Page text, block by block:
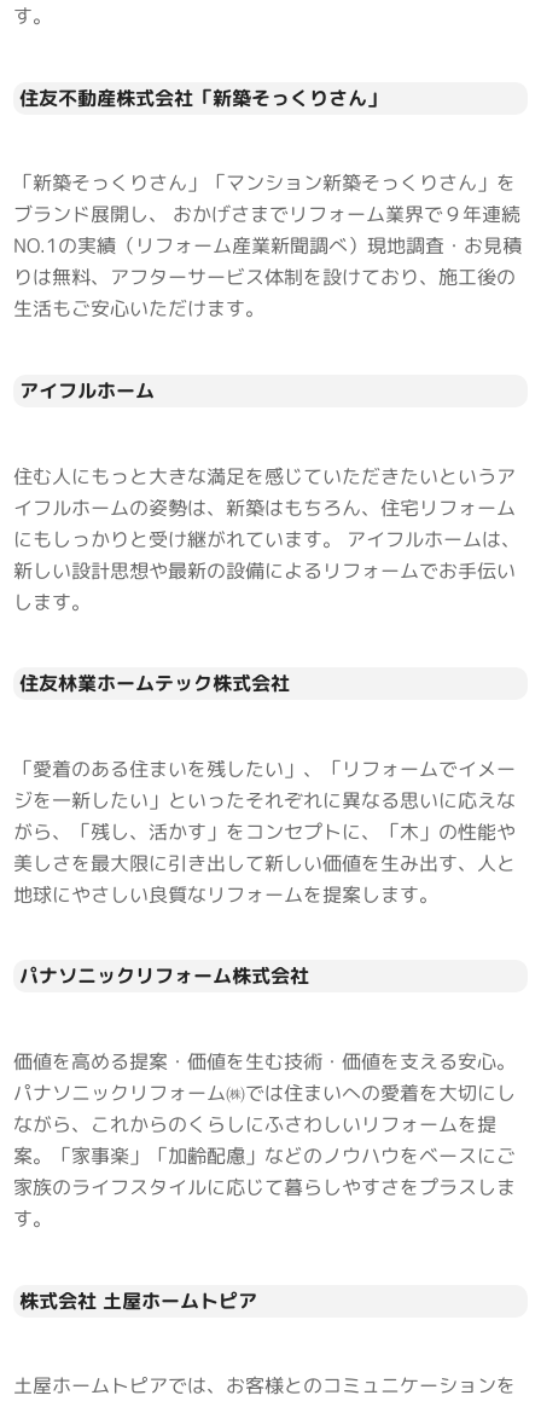
す。
住友不動産株式会社「新築そっくりさん」
「新築そっくりさん」「マンション新築そっくりさん」を
ブランド展開し、 おかげさまでリフォーム業界で９年連続
NO.1の実績（リフォーム産業新聞調べ）現地調査・お見積
りは無料、アフターサービス体制を設けており、施工後の
生活もご安心いただけます。
アイフルホーム
住む人にもっと大きな満足を感じていただきたいというア
イフルホームの姿勢は、新築はもちろん、住宅リフォーム
にもしっかりと受け継がれています。 アイフルホームは、
新しい設計思想や最新の設備によるリフォームでお手伝い
します。
住友林業ホームテック株式会社
「愛着のある住まいを残したい」、「リフォームでイメー
ジを一新したい」といったそれぞれに異なる思いに応えな
がら、「残し、活かす」をコンセプトに、「木」の性能や
美しさを最大限に引き出して新しい価値を生み出す、人と
地球にやさしい良質なリフォームを提案します。
パナソニックリフォーム株式会社
価値を高める提案・価値を生む技術・価値を支える安心。
パナソニックリフォーム㈱では住まいへの愛着を大切にし
ながら、これからのくらしにふさわしいリフォームを提
案。「家事楽」「加齢配慮」などのノウハウをベースにご
家族のライフスタイルに応じて暮らしやすさをプラスしま
す。
株式会社 土屋ホームトピア
土屋ホームトピアでは、お客様とのコミュニケーションを